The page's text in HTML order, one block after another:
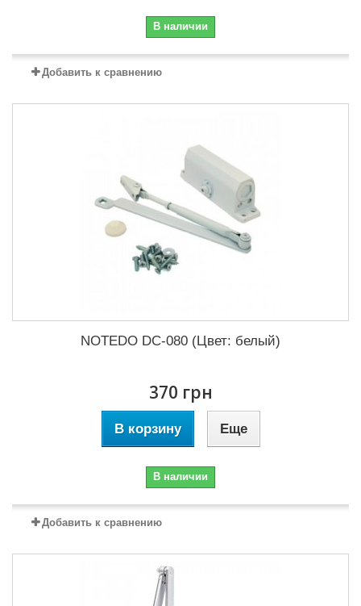
В наличии
Добавить к сравнению
NOTEDO DC-080 (Цвет: белый)
370 грн
В корзину Еще
В наличии
Добавить к сравнению